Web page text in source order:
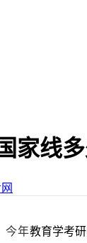
家线
今年教育学考